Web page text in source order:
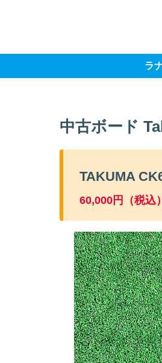
ラ
中古ボード
TAKUMA
60,000円（税